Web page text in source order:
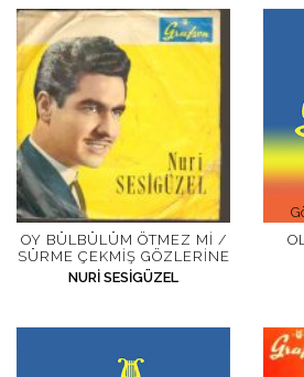
OY BÜLBÜLÜM ÖTMEZ MI /
SÜRME ÇEKMIŞ GÖZLERINE
NURI SESIGÜZEL